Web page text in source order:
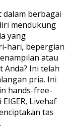
dalam berbagai
mendukung
yang
hari, bepergian
atau
Anda? Ini telah
pria. Ini
hands-free-
Livehaf
tas